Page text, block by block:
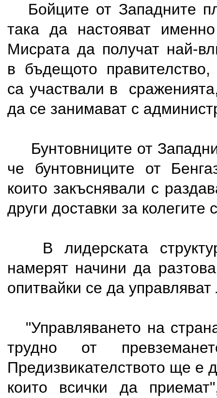
Бойците от Западните
така да настояват
Мисрата да получат най-
в бъдещото
са участвали в
да се занимават с
Бунтовниците от
че бунтовниците от
които закъснявали с
други доставки за колегите
В лидерската
намерят начини да
опитвайки се да
"Управляването на
трудно от
Предизвикателството ще е
които всички да